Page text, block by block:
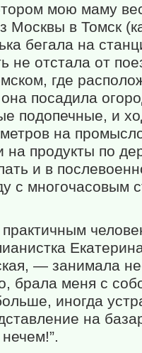
мою маму
Москвы в Томск
бегала на
не отстала от
где
посадила
подопечные, и
на
на продукты по
и в
с многочасовым
— занимала
брала меня с
иногда
на